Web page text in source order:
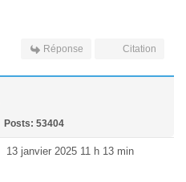
Réponse Citation
Posts: 53404
13 janvier 2025 11 h 13 min